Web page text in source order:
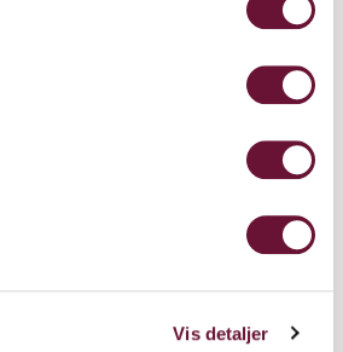
Vis detaljer